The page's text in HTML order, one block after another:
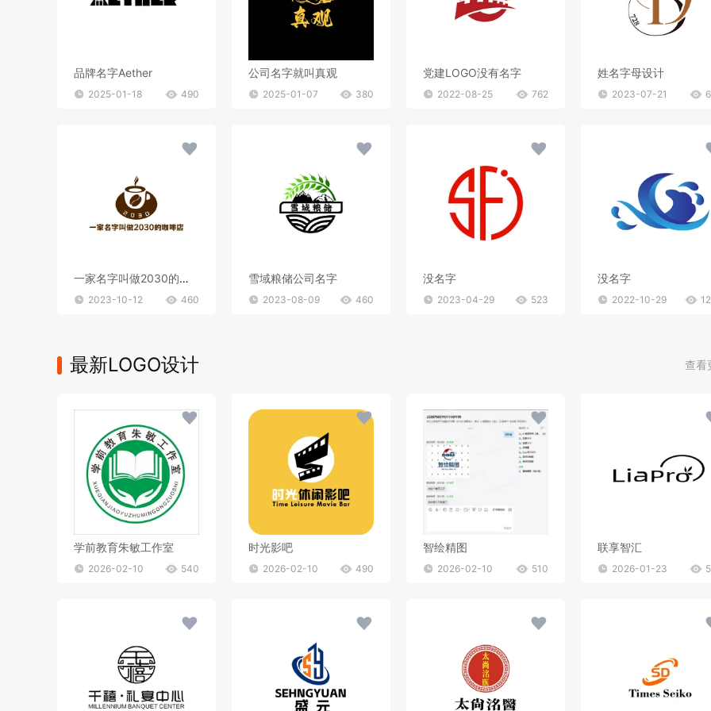
品牌名字Aether
2025-01-18 490
公司名字就叫真观
2025-01-07 380
党建LOGO没有名字
2022-08-25 762
姓名字母设计
2023-07-21
一家名字叫做2030的咖啡店
2023-10-12 460
雪域粮储公司名字
2023-08-09 460
没名字
2023-04-29 523
没名字
2022-10-29
最新LOGO设计 查看
学前教育朱敏工作室
2026-02-10 540
时光影吧
2026-02-10 490
智绘精图
2026-02-10 510
联享智汇
2026-01-23